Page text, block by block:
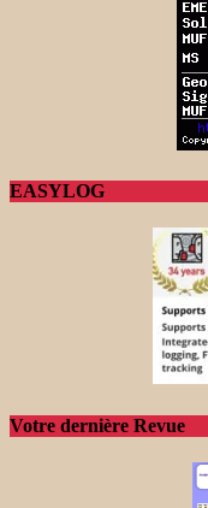
EASYLOG
Votre dernière Revue